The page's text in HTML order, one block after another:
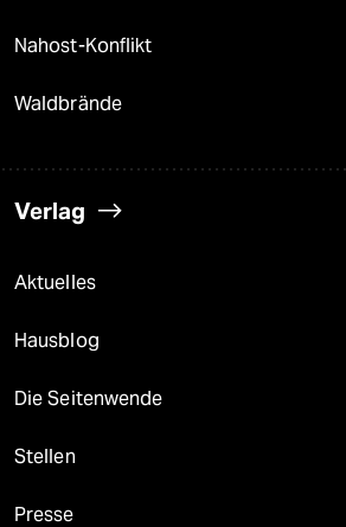
Nahost-Konflikt
Waldbrände
Verlag
Aktuelles
Hausblog
Die Seitenwende
Stellen
Presse